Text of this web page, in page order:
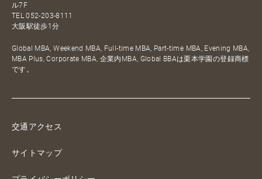
ル7F
TEL052-203-8111
大阪駅徒歩1分
Global MBA, Weekend MBA, Full-time MBA, Part-time MBA, Evening MBA,
MBA Plus, Corporate MBA, 企業内MBA, Global BBAは栗本学園の登録商標
です。
交通アクセス
サイトマップ